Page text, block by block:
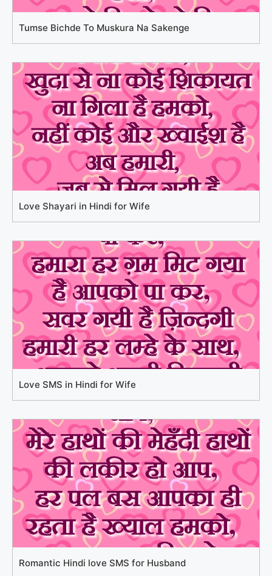
Tumse Bichde To Muskura Na Sakenge
Love Shayari in Hindi for Wife
Love SMS in Hindi for Wife
Romantic Hindi love SMS for Husband